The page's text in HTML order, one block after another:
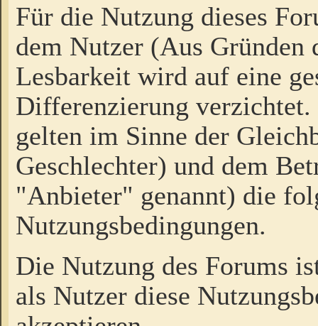
Für die Nutzung dieses
dem Nutzer (Aus Gründen
Lesbarkeit wird auf eine
Differenzierung
gelten im Sinne der
Geschlechter) und dem
"Anbieter" genannt) die
Nutzungsbedingungen.
Die Nutzung des Forums
als Nutzer diese